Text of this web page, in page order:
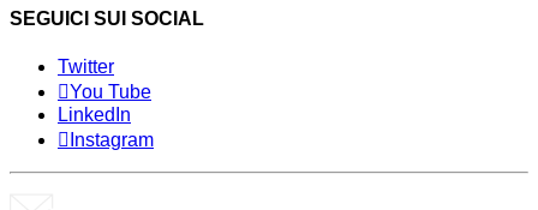
SEGUICI SUI SOCIAL
Twitter
You Tube
LinkedIn
Instagram